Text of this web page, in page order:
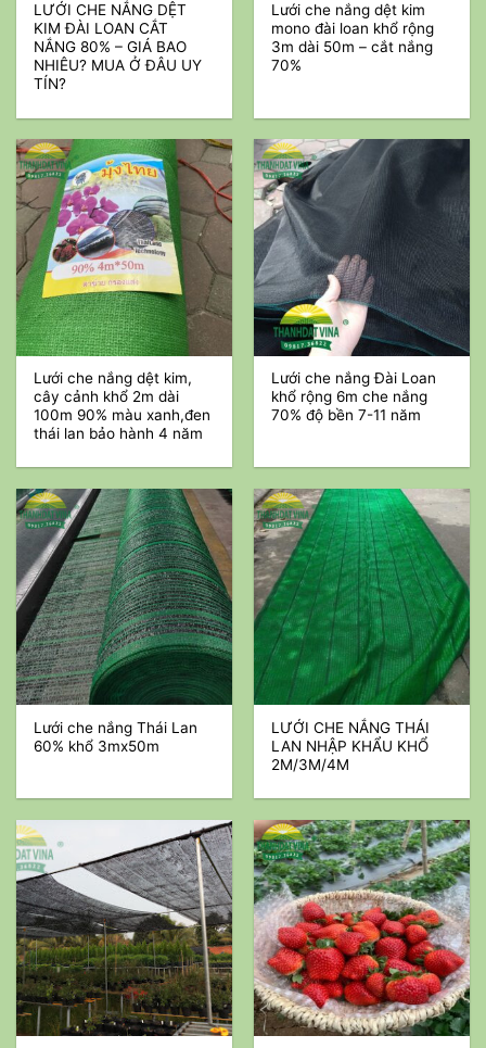
LƯỚI CHE NẮNG DỆT
KIM ĐÀI LOAN CẮT
NẮNG 80% – GIÁ BAO
NHIÊU? MUA Ở ĐÂU UY
TÍN?
Lưới che nắng dệt kim
mono đài loan khổ rộng
3m dài 50m – cắt nắng
70%
Lưới che nắng dệt kim,
cây cảnh khổ 2m dài
100m 90% màu xanh,đen
thái lan bảo hành 4 năm
Lưới che nắng Đài Loan
khổ rộng 6m che nắng
70% độ bền 7-11 năm
Lưới che nắng Thái Lan
60% khổ 3mx50m
LƯỚI CHE NẮNG THÁI
LAN NHẬP KHẨU KHỔ
2M/3M/4M